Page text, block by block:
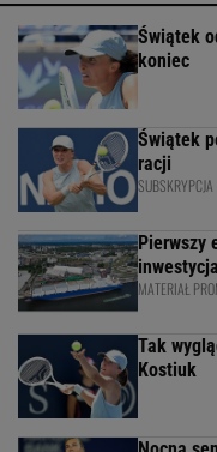
Świątek
koniec
Świątek
racji
SUBSKRYPCJA
Pierwszy
MATERIAŁ
Tak
Kostiuk